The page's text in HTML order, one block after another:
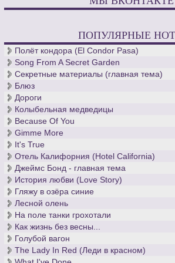
ПОПУЛЯРНЫЕ
Полёт кондора (El Condor Pasa)
Song From A Secret Garden
Секретные материалы (главная тема)
Блюз
Дороги
Колыбельная медведицы
Because Of You
Gimme More
It's True
Отель Калифорния (Hotel California)
Джеймс Бонд - главная тема
История любви (Love Story)
Гляжу в озёра синие
Лесной олень
На поле танки грохотали
Как жизнь без весны...
Голубой вагон
The Lady In Red (Леди в красном)